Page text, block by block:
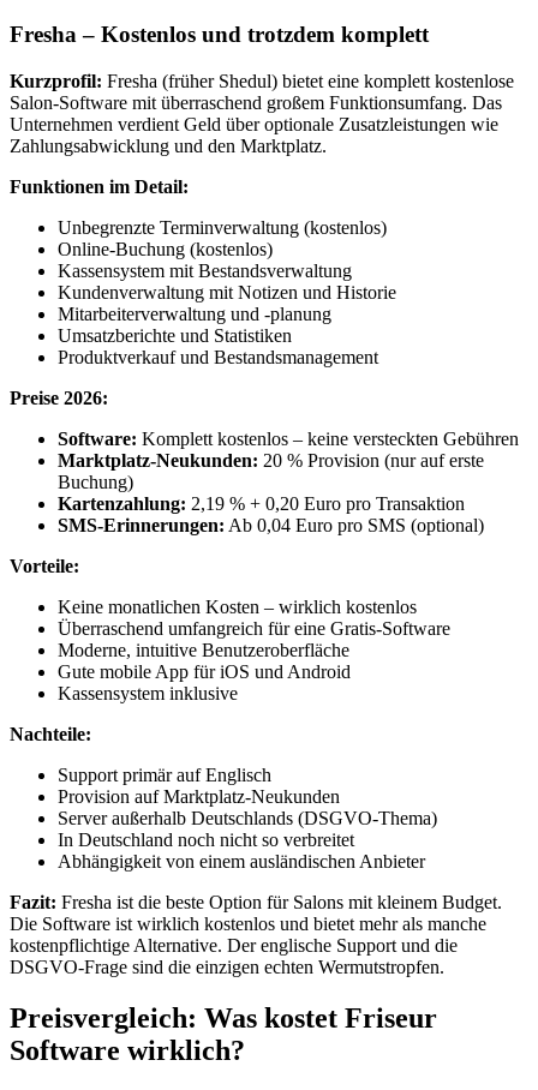
Fresha – Kostenlos und trotzdem komplett
Kurzprofil: Fresha (früher Shedul) bietet eine komplett kostenlose
Salon-Software mit überraschend großem Funktionsumfang. Das
Unternehmen verdient Geld über optionale Zusatzleistungen wie
Zahlungsabwicklung und den Marktplatz.
Funktionen im Detail:
Unbegrenzte Terminverwaltung (kostenlos)
Online-Buchung (kostenlos)
Kassensystem mit Bestandsverwaltung
Kundenverwaltung mit Notizen und Historie
Mitarbeiterverwaltung und -planung
Umsatzberichte und Statistiken
Produktverkauf und Bestandsmanagement
Preise 2026:
Software: Komplett kostenlos – keine versteckten Gebühren
Marktplatz-Neukunden: 20 % Provision (nur auf erste
Buchung)
Kartenzahlung: 2,19 % + 0,20 Euro pro Transaktion
SMS-Erinnerungen: Ab 0,04 Euro pro SMS (optional)
Vorteile:
Keine monatlichen Kosten – wirklich kostenlos
Überraschend umfangreich für eine Gratis-Software
Moderne, intuitive Benutzeroberfläche
Gute mobile App für iOS und Android
Kassensystem inklusive
Nachteile:
Support primär auf Englisch
Provision auf Marktplatz-Neukunden
Server außerhalb Deutschlands (DSGVO-Thema)
In Deutschland noch nicht so verbreitet
Abhängigkeit von einem ausländischen Anbieter
Fazit: Fresha ist die beste Option für Salons mit kleinem Budget.
Die Software ist wirklich kostenlos und bietet mehr als manche
kostenpflichtige Alternative. Der englische Support und die
DSGVO-Frage sind die einzigen echten Wermutstropfen.
Preisvergleich: Was kostet Friseur
Software wirklich?